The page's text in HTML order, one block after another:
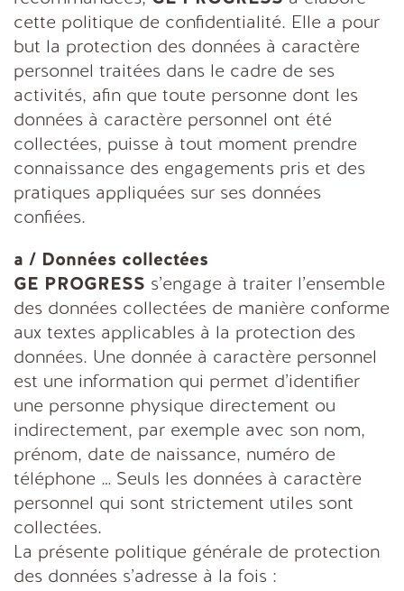
cette politique de confidentialité. Elle a pour
but la protection des données à caractère
personnel traitées dans le cadre de ses
activités, afin que toute personne dont les
données à caractère personnel ont été
collectées, puisse à tout moment prendre
connaissance des engagements pris et des
pratiques appliquées sur ses données
confiées.
a / Données collectées
GE PROGRESS s’engage à traiter l’ensemble
des données collectées de manière conforme
aux textes applicables à la protection des
données. Une donnée à caractère personnel
est une information qui permet d’identifier
une personne physique directement ou
indirectement, par exemple avec son nom,
prénom, date de naissance, numéro de
téléphone … Seuls les données à caractère
personnel qui sont strictement utiles sont
collectées.
La présente politique générale de protection
des données s’adresse à la fois :